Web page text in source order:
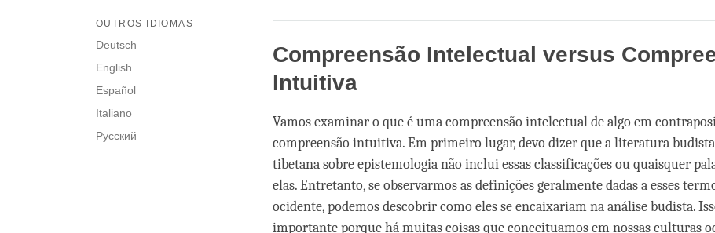
on
facebook
OUTROS IDIOMAS
Deutsch
English
Español
Italiano
Русский
Compreensão Intelectual versus
Intuitiva
Vamos examinar o que é uma compreensão intelectual de algo em
compreensão intuitiva. Em primeiro lugar, devo dizer que a literatura
tibetana sobre epistemologia não inclui essas classificações ou quaisquer
elas. Entretanto, se observarmos as definições geralmente dadas a esses
ocidente, podemos descobrir como eles se encaixariam na análise budista.
importante porque há muitas coisas que conceituamos em nossas culturas